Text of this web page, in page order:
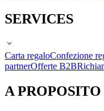
SERVICES
Carta regaloConfezione
partnerOfferte B2B
A